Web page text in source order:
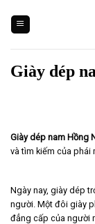
content
Giày dép
Giày dép nam Hồng
và tìm kiếm của phái
Ngày nay, giày dép
người. Một đôi giày
đẳng cấp của người